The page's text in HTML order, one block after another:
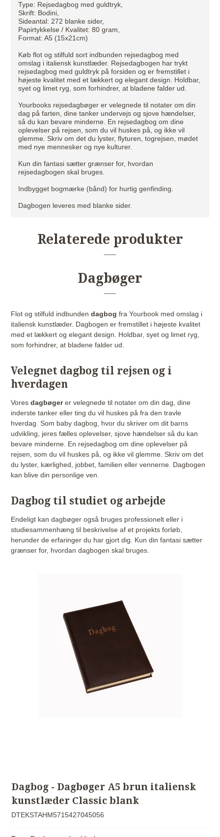
Type: Rejsedagbog med guldtryk,
Skrift: Bodini,
Sideantal: 272 blanke sider,
Papirtykkelse / Kvalitet: 80 gram,
Format: A5 (15x21cm)
Køb flot og stilfuld sort indbunden rejsedagbog med
omslag i italiensk kunstlæder. Rejsedagbogen har trykt
rejsedagbog med guldtryk på forsiden og er fremstillet i
højeste kvalitet med et lækkert og elegant design. Holdbar,
syet og limet ryg, som forhindrer, at bladene falder ud.
Yourbooks rejsedagbøger er velegnede til notater om din
dag på farten, dine tanker undervejs og sjove hændelser,
så du kan bevare minderne. En rejsedagbog om dine
oplevelser på rejsen, som du vil huskes på, og ikke vil
glemme. Skriv om det du lyster, flyturen, togrejsen, mødet
med nye mennesker og nye kulturer.
Kun din fantasi sætter grænser for, hvordan
rejsedagbogen skal bruges.
Indbygget bogmærke (bånd) for hurtig genfinding.
Dagbogen leveres med blanke sider.
Relaterede produkter
Dagbøger
Flot og stilfuld indbundendagbogfra Yourbook med omslag i
italiensk kunstlæder. Dagbogen er fremstillet i højeste kvalitet
med et lækkert og elegant design. Holdbar, syet og limet ryg,
som forhindrer, at bladene falder ud.
Velegnet dagbog til rejsen og i
hverdagen
Voresdagbøgerer velegnede til notater om din dag, dine
inderste tanker eller ting du vil huskes på fra den travle
hverdag. Som baby dagbog, hvor du skriver om dit barns
udvikling, jeres fælles oplevelser, sjove hændelser så du kan
bevare minderne. En rejsedagbog om dine oplevelser på
rejsen, som du vil huskes på, og ikke vil glemme. Skriv om det
du lyster, kærlighed, jobbet, familien eller vennerne. Dagbogen
kan blive din personlige ven.
Dagbog til studiet og arbejde
Endeligt kan dagbøger også bruges professionelt eller i
studiesammenhæng til beskrivelse af et projekts forløb,
herunder de erfaringer du har gjort dig. Kun din fantasi sætter
grænser for, hvordan dagbogen skal bruges.
Dagbog - Dagbøger A5 brun italiensk
kunstlæder Classic blank
DTEKSTAHM5715427045056